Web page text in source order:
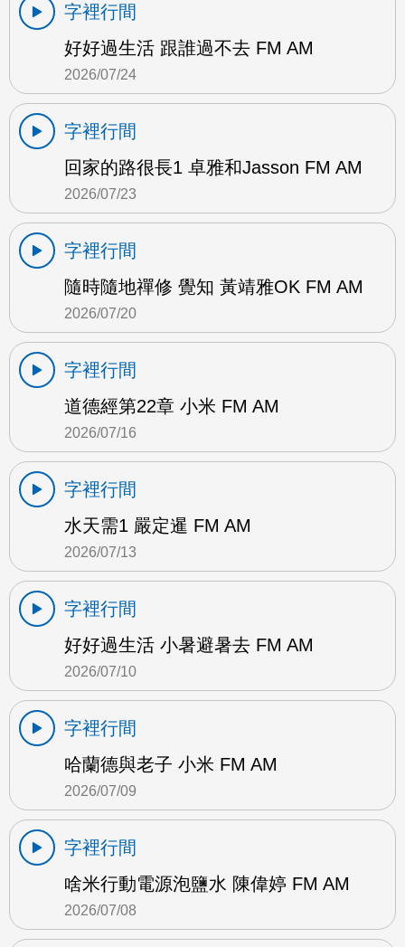
字裡行間
好好過生活 跟誰過不去 FM AM
2026/07/24
字裡行間
回家的路很長1 卓雅和Jasson FM AM
2026/07/23
字裡行間
隨時隨地禪修 覺知 黃靖雅OK FM AM
2026/07/20
字裡行間
道德經第22章 小米 FM AM
2026/07/16
字裡行間
水天需1 嚴定暹 FM AM
2026/07/13
字裡行間
好好過生活 小暑避暑去 FM AM
2026/07/10
字裡行間
哈蘭德與老子 小米 FM AM
2026/07/09
字裡行間
啥米行動電源泡鹽水 陳偉婷 FM AM
2026/07/08